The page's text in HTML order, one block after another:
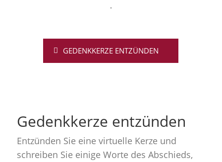
GEDENKKERZE ENTZÜNDEN
Gedenkkerze entzünden
Entzünden Sie eine virtuelle Kerze und
schreiben Sie einige Worte des Abschieds,